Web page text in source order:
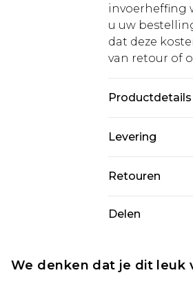
invoerheffing
u uw
dat deze
van retour of
Productdetails
elastaan.
vuur houden
Levering
Expressdienst
Retouren
wordt
Delen
We denken dat je dit leuk